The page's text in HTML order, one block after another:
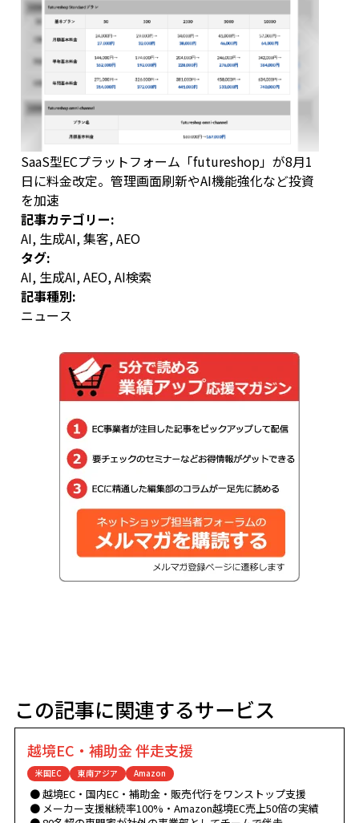
SaaS型ECプラットフォーム「futureshop」が8月1
日に料金改定。管理画面刷新やAI機能強化など投資
を加速
記事カテゴリー:
AI, 生成AI, 集客, AEO
タグ:
AI, 生成AI, AEO, AI検索
記事種別:
ニュース
この記事に関連するサービス
越境EC・補助金 伴走支援
米国EC 東南アジア Amazon
越境EC・国内EC・補助金・販売代行をワンストップ支援
メーカー支援継続率100%・Amazon越境EC売上50倍の実績